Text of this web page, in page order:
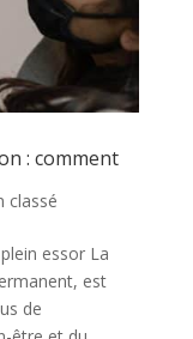
: comment
classé
essor La
est
de